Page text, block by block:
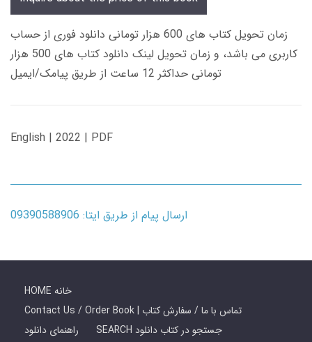
زمان تحویل کتاب های 600 هزار تومانی دانلود فوری از حساب
کاربری می باشد، و زمان تحویل لینک دانلود کتاب های 500 هزار
تومانی حداکثر 12 ساعت از طریق پیامک/ایمیل
English | 2022 | PDF
ارسال پیام از طریق ایتا: 09390588906
HOME خانه
Contact Us / Order Book | تماس با ما / سفارش کتاب
راهنمای دانلود
SEARCH جستجو در کتاب دانلود